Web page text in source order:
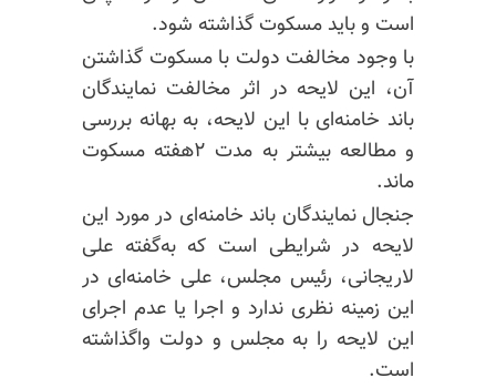
است و باید مسکوت گذاشته شود.
با وجود مخالفت دولت با مسکوت گذاشتن
آن، این لایحه در اثر مخالفت نمایندگان
باند خامنه‌ای با این لایحه، به بهانه بررسی
و مطالعه بیشتر به مدت ۲هفته مسکوت
ماند.
جنجال نمایندگان باند خامنه‌ای در مورد این
لایحه در شرایطی است که به‌گفته علی
لاریجانی، رئیس مجلس، علی خامنه‌ای در
این زمینه نظری ندارد و اجرا یا عدم اجرای
این لایحه را به مجلس و دولت واگذاشته
است.